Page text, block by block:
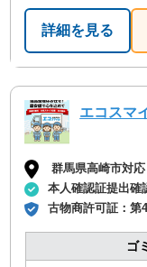
詳細を見る
エコスマ
群馬県高崎市対応
本人確認証提出確
古物商許可証：第
ゴ